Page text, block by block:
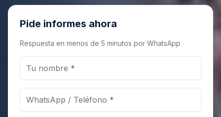
Pide informes ahora
Respuesta en menos de 5 minutos por WhatsApp